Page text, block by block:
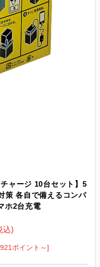
ャージ 10台セット】5
策 各自で備えるコンパ
ホ2台充電
込)
ポイント～]